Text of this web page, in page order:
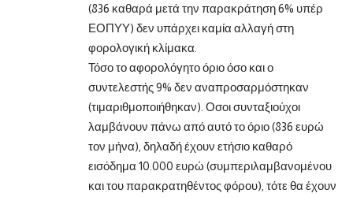
(836 καθαρά μετά την παρακράτηση 6% υπέρ
ΕΟΠΥΥ) δεν υπάρχει καμία αλλαγή στη
φορολογική κλίμακα.
Τόσο το αφορολόγητο όριο όσο και ο
συντελεστής 9% δεν αναπροσαρμόστηκαν
(τιμαριθμοποιήθηκαν). Οσοι συνταξιούχοι
λαμβάνουν πάνω από αυτό το όριο (836 ευρώ
τον μήνα), δηλαδή έχουν ετήσιο καθαρό
εισόδημα 10.000 ευρώ (συμπεριλαμβανομένου
και του παρακρατηθέντος φόρου), τότε θα έχουν